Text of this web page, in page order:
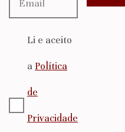
Li e aceito
a Política
de
Privacidade